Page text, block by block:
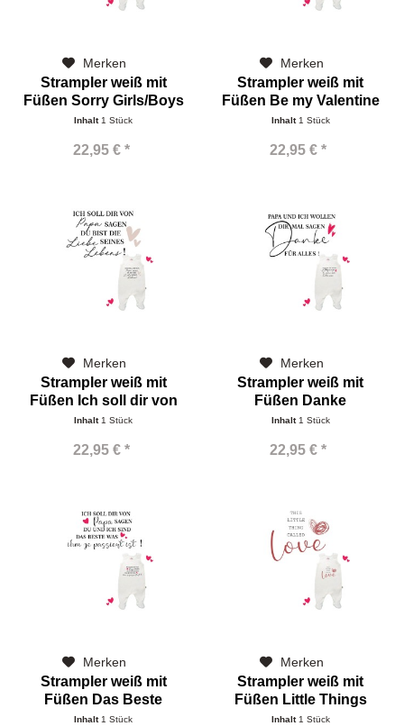
Merken
Strampler weiß mit
Füßen Sorry Girls/Boys
Inhalt 1 Stück
22,95 € *
Merken
Strampler weiß mit
Füßen Be my Valentine
Inhalt 1 Stück
22,95 € *
Merken
Strampler weiß mit
Füßen Ich soll dir von
Papa...
Inhalt 1 Stück
22,95 € *
Merken
Strampler weiß mit
Füßen Danke
Inhalt 1 Stück
22,95 € *
Merken
Strampler weiß mit
Füßen Das Beste
Inhalt1 Stück
Merken
Strampler weiß mit
Füßen Little Things
Inhalt1 Stück